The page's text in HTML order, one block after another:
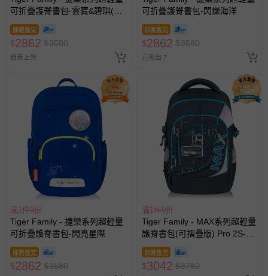
可折疊護脊書包-雲寶&碧琪(聯
名款)
即將售完
$2862 $3580
最新上架
可折疊護脊書包-閃爍海洋
即將售完
$2862 $3580
已售出 7
滿1件9折
Tiger Family - 捷樂系列超輕量
可折疊護脊書包-閃亮星際
即將售完
$2862 $3580
滿1件9折
Tiger Family - MAX系列超輕量
護脊書包(可摺疊版) Pro 2S-傳
奇之門
即將售完
$3042 $3780